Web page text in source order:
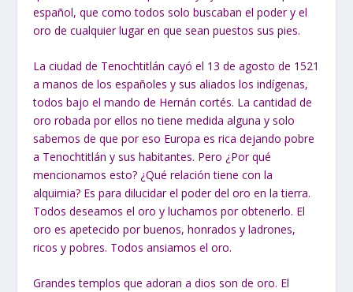
español, que como todos solo buscaban el poder y el
oro de cualquier lugar en que sean puestos sus pies.
La ciudad de Tenochtitlán cayó el 13 de agosto de 1521
a manos de los españoles y sus aliados los indígenas,
todos bajo el mando de Hernán cortés. La cantidad de
oro robada por ellos no tiene medida alguna y solo
sabemos de que por eso Europa es rica dejando pobre
a Tenochtitlán y sus habitantes. Pero ¿Por qué
mencionamos esto? ¿Qué relación tiene con la
alquimia? Es para dilucidar el poder del oro en la tierra.
Todos deseamos el oro y luchamos por obtenerlo. El
oro es apetecido por buenos, honrados y ladrones,
ricos y pobres. Todos ansiamos el oro.
Grandes templos que adoran a dios son de oro. El